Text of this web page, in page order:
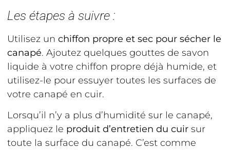
Les étapes à suivre :
Utilisez unchiffon propre et sec pour sécher le
canapé. Ajoutez quelques gouttes de savon
liquide à votre chiffon propre déjà humide, et
utilisez-le pour essuyer toutes les surfaces de
votre canapé en cuir.
Lorsqu’il n’y a plus d’humidité sur le canapé,
appliquez le produit d’entretien du cuir sur
toute la surface du canapé. C’est comme